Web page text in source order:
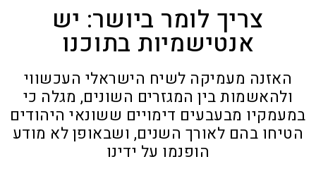
צריך לומר ביושר: יש
אנטישמיות בתוכנו
האזנה מעמיקה לשיח הישראלי העכשווי
ולהאשמות בין המגזרים השונים, מגלה כי
במעמקיו מבעבעים דימויים ששונאי היהודים
הטיחו בהם לאורך השנים, ושבאופן לא מודע
הופנמו על ידינו